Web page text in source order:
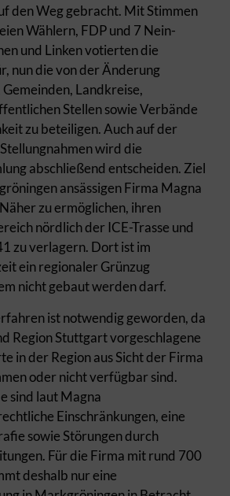
den Weg gebracht. Mit Stimmen
Wählern, FDP und 7 Nein-
und Linken votierten die
nun die von der Änderung
Landkreise,
Stellen sowie Verbände
zu beteiligen. Auch auf der
wird die
abschließend entscheiden. Ziel
ansässigen Firma Magna
zu ermöglichen, ihren
nördlich der ICE-Trasse und
zu verlagern. Dort ist im
ein regionaler Grünzug
nicht gebaut werden darf.
ist notwendig geworden, da
Region Stuttgart vorgeschlagene
in der Region aus Sicht der Firma
oder nicht verfügbar sind.
sind laut Magna
Einschränkungen, eine
sowie Störungen durch
Für die Firma mit rund 700
deshalb nur eine